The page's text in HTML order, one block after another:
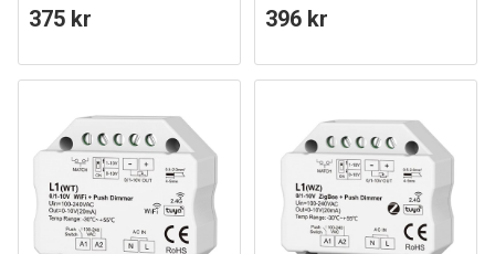
til innbygging
375 kr
innbygging
396 kr